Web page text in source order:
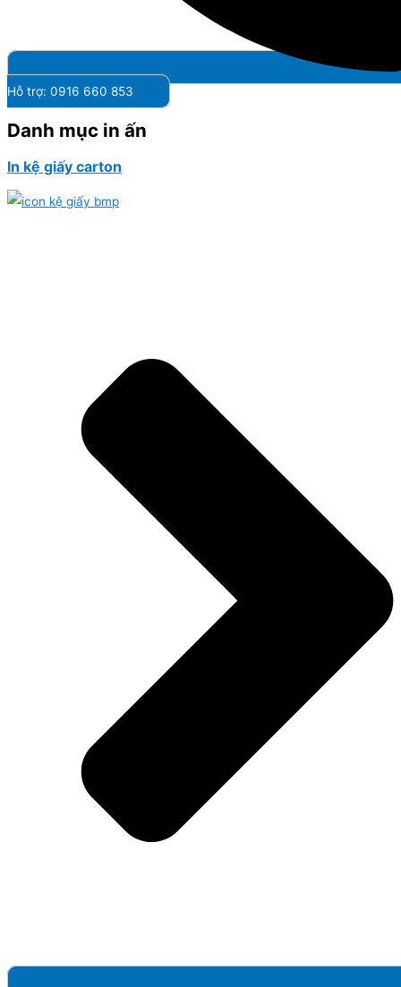
Hỗ trợ: 0916 660 853
Danh mục in ấn
In kệ giấy carton